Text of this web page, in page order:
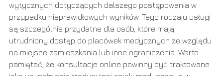
wytycznych dotyczących dalszego postępowania w
przypadku nieprawidłowych wyników. Tego rodzaju usługi
są szczególnie przydatne dla osób, które mają
utrudniony dostęp do placówek medycznych ze względu
na miejsce zamieszkania lub inne ograniczenia. Warto
pamiętać, że konsultacje online powinny być traktowane